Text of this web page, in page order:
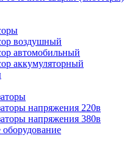
воздушный
автомобильный
аккумуляторный
напряжения 220в
напряжения 380в